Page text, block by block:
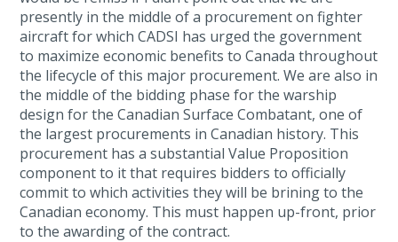
presently in the middle of a procurement on fighter
aircraft for which CADSI has urged the government
to maximize economic benefits to Canada throughout
the lifecycle of this major procurement. We are also in
the middle of the bidding phase for the warship
design for the Canadian Surface Combatant, one of
the largest procurements in Canadian history. This
procurement has a substantial Value Proposition
component to it that requires bidders to officially
commit to which activities they will be brining to the
Canadian economy. This must happen up-front, prior
to the awarding of the contract.